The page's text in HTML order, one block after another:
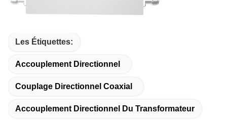
Les Étiquettes:
Accouplement Directionnel
Couplage Directionnel Coaxial
Accouplement Directionnel Du Transformateur